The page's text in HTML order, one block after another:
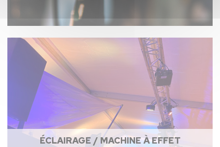
ÉCLAIRAGE / MACHINE À EFFET